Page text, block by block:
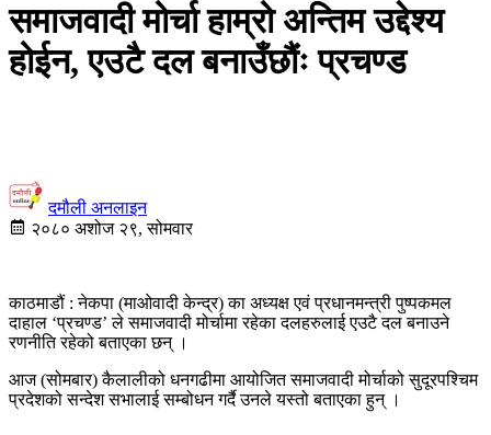
समाजवादी मोर्चा हाम्रो अन्तिम उद्देश्य
होईन, एउटै दल बनाउँछौंः प्रचण्ड
दमौली अनलाइन
२०८० अशोज २९, सोमवार
काठमाडौं : नेकपा (माओवादी केन्द्र) का अध्यक्ष एवं प्रधानमन्त्री पुष्पकमल
दाहाल ‘प्रचण्ड’ ले समाजवादी मोर्चामा रहेका दलहरुलाई एउटै दल बनाउने
रणनीति रहेको बताएका छन् ।
आज (सोमबार) कैलालीको धनगढीमा आयोजित समाजवादी मोर्चाको सुदूरपश्चिम
प्रदेशको सन्देश सभालाई सम्बोधन गर्दै उनले यस्तो बताएका हुन् ।